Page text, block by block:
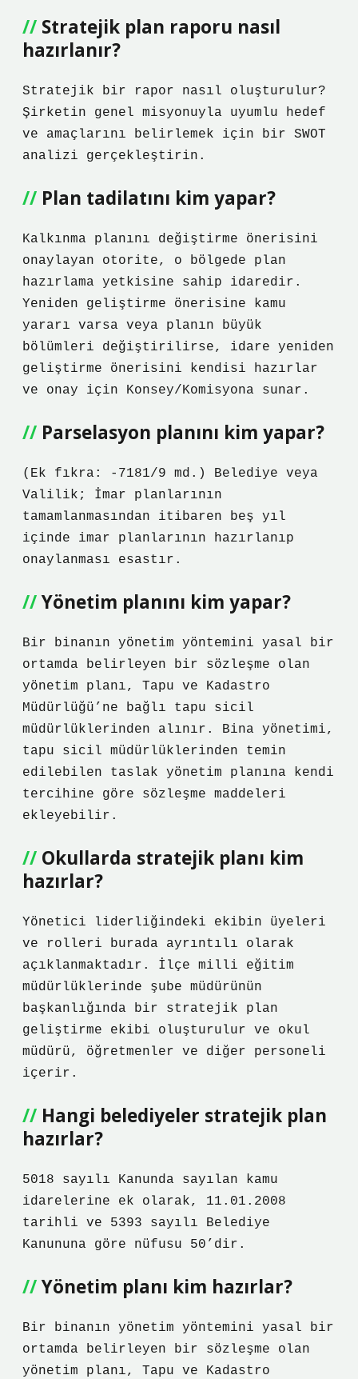
Stratejik plan raporu nasıl
hazırlanır?
Stratejik bir rapor nasıl oluşturulur?
Şirketin genel misyonuyla uyumlu hedef
ve amaçlarını belirlemek için bir SWOT
analizi gerçekleştirin.
Plan tadilatını kim yapar?
Kalkınma planını değiştirme önerisini
onaylayan otorite, o bölgede plan
hazırlama yetkisine sahip idaredir.
Yeniden geliştirme önerisine kamu
yararı varsa veya planın büyük
bölümleri değiştirilirse, idare yeniden
geliştirme önerisini kendisi hazırlar
ve onay için Konsey/Komisyona sunar.
Parselasyon planını kim yapar?
(Ek fıkra: -7181/9 md.) Belediye veya
Valilik; İmar planlarının
tamamlanmasından itibaren beş yıl
içinde imar planlarının hazırlanıp
onaylanması esastır.
Yönetim planını kim yapar?
Bir binanın yönetim yöntemini yasal bir
ortamda belirleyen bir sözleşme olan
yönetim planı, Tapu ve Kadastro
Müdürlüğü’ne bağlı tapu sicil
müdürlüklerinden alınır. Bina yönetimi,
tapu sicil müdürlüklerinden temin
edilebilen taslak yönetim planına kendi
tercihine göre sözleşme maddeleri
ekleyebilir.
Okullarda stratejik planı kim
hazırlar?
Yönetici liderliğindeki ekibin üyeleri
ve rolleri burada ayrıntılı olarak
açıklanmaktadır. İlçe milli eğitim
müdürlüklerinde şube müdürünün
başkanlığında bir stratejik plan
geliştirme ekibi oluşturulur ve okul
müdürü, öğretmenler ve diğer personeli
içerir.
Hangi belediyeler stratejik plan
hazırlar?
5018 sayılı Kanunda sayılan kamu
idarelerine ek olarak, 11.01.2008
tarihli ve 5393 sayılı Belediye
Kanununa göre nüfusu 50’dir.
Yönetim planı kim hazırlar?
Bir binanın yönetim yöntemini yasal bir
ortamda belirleyen bir sözleşme olan
yönetim planı, Tapu ve Kadastro